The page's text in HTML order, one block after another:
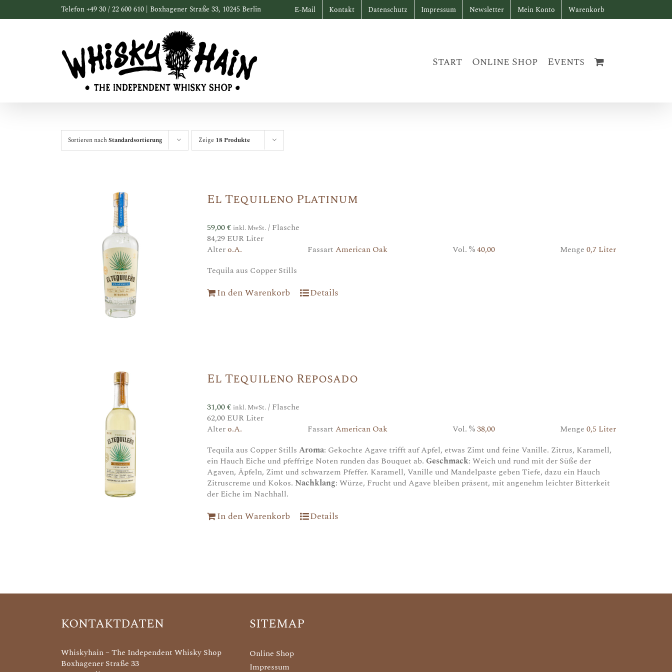
Inhalt
Telefon +49 30 / 22 600 610 | Boxhagener Straße 33, 10245 Berlin E-Mail Kontakt Datenschutz Impressum Newsletter Mein Konto Warenkorb
Start Online Shop Events
Sortieren nachStandardsortierung Zeige 18 Produkte
El Tequileno Platinum
59,00€ inkl. MwSt. / Flasche
84,29 EUR Liter
Altero.A. Fassart American Oak Vol. %40,00 Menge 0,7 Liter
Tequila aus Copper Stills
In den Warenkorb Details
El Tequileno Reposado
31,00€ inkl. MwSt. / Flasche
62,00 EUR Liter
Altero.A. Fassart American Oak Vol. %38,00 Menge 0,5 Liter
Tequila aus Copper StillsAroma: Gekochte Agave trifft auf Apfel, etwas Zimt und feine Vanille. Zitrus, Karamell,
ein Hauch Eiche und pfeffrige Noten runden das Bouquet ab.Geschmack: Weich und rund mit der Süße der
Agaven, Äpfeln, Zimt und schwarzem Pfeffer. Karamell, Vanille und Mandelpaste geben Tiefe, dazu ein Hauch
Zitruscreme und Kokos. Nachklang: Würze, Frucht und Agave bleiben präsent, mit angenehm leichter Bitterkeit
der Eiche im Nachhall.
In den Warenkorb Details
KONTAKTDATEN
Whiskyhain – The Independent Whisky Shop
Boxhagener Straße 33
SITEMAP
Online Shop
Impressum